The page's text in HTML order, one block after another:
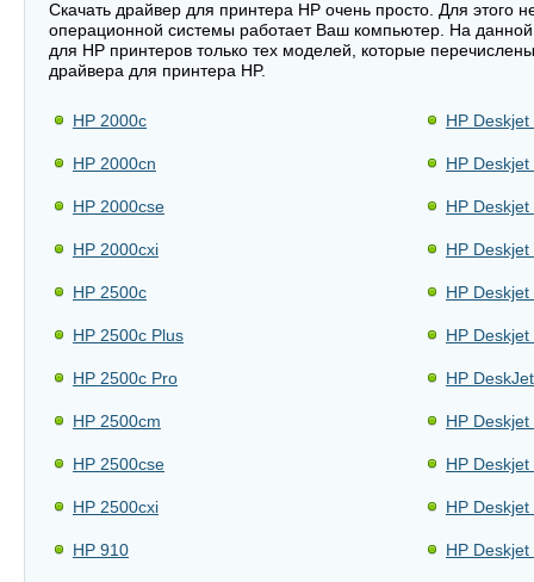
Скачать драйвер для принтера HP очень просто. Для этого
операционной системы работает Ваш компьютер. На
для HP принтеров только тех моделей, которые
драйвера для принтера HP.
HP 2000c
HP 2000cn
HP 2000cse
HP 2000cxi
HP 2500c
HP 2500c Plus
HP 2500c Pro
HP 2500cm
HP 2500cse
HP 2500cxi
HP 910
HP
HP Deskjet
HP Deskjet
HP
HP
HP
HP
HP
HP Deskjet
HP Deskjet
HP Deskjet